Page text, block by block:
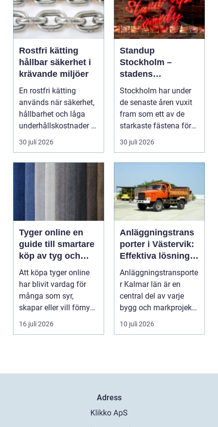
Rostfri kätting
hållbar säkerhet i
krävande miljöer
En rostfri kätting
används när säkerhet,
hållbarhet och låga
underhållskostnader är
viktigare än läg...
30 juli 2026
Standup
Stockholm –
stadens
vardagsrum för
skratt
Stockholm har under
de senaste åren vuxit
fram som ett av de
starkaste fästena för
s...
30 juli 2026
Tyger online en
guide till smartare
köp av tyg och
hemtextil
Att köpa tyger online
har blivit vardag för
många som syr,
skapar eller vill förnya
hemmet utan att ...
16 juli 2026
Anläggningstrans
porter i Västervik:
Effektiva lösningar
för bygg och
markarbete
Anläggningstransporte
r Kalmar län är en
central del av varje
bygg och markprojekt i
o...
10 juli 2026
Adress